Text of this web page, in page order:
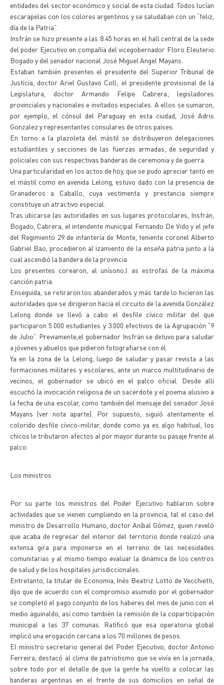
entidades del sector económico y social de esta ciudad. Todos lucían
escarapelas con los colores argentinos y se saludaban con un “feliz,
día de la Patria”.
Insfrán se hizo presente a las 8.45 horas en el hall central de la sede
del poder Ejecutivo en compañía del vicegobernador Floro Eleuterio
Bogado y del senador nacional José Miguel Angel Mayans.
Estaban también presentes el presidente del Superior Tribunal de
Justicia, doctor Ariel Gustavo Coll; el presidente provisional de la
Legislatura, doctor Armando Felipe Cabrera; legisladores
provinciales y nacionales e invitados especiales. A ellos se sumaron,
por ejemplo, el cónsul del Paraguay en esta ciudad, José Adris
Gonzalez y representantes consulares de otros países.
En torno a la plazoleta del mástil se distribuyeron delegaciones
estudiantiles y secciones de las fuerzas armadas, de seguridad y
policiales con sus respectivas banderas de ceremonia y de guerra.
Una particularidad en los actos de hoy, que se pudo apreciar tanto en
el mástil como en avenida Lelong, estuvo dado con la presencia de
Granaderos a Caballo, cuya vestimenta y prestancia siempre
constituye un atractivo especial.
Tras ubicarse las autoridades en sus lugares protocolares, Insfrán,
Bogado, Cabrera, el intendente municipal Fernando De Vido y el jefe
del Regimiento 29 de infantería de Monte, teniente coronel Alberto
Gabriel Bao, procedieron al izamiento de la enseña patria junto a la
cual ascendió la bandera de la provincia.
Los presentes corearon, al unísono,l as estrofas de la máxima
canción patria.
Enseguida, se retiraron los abanderados y más tarde lo hicieron las
autoridades que se dirigieron hacia el circuito de la avenida González
Lelong donde se llevó a cabo el desfile cívico militar del que
participaron 5.000 estudiantes y 3.000 efectivos de la Agrupación “9
de Julio”. Previamente,el gobernador Insfrán se detuvo para saludar
a jóvenes y abuelos que pidieron fotografiarse con él.
Ya en la zona de la Lelong, luego de saludar y pasar revista a las
formaciones militares y escolares, ante un marco multitudinario de
vecinos, el gobernador se ubicó en el palco oficial. Desde allí
escuchó la invocación religiosa de un sacerdote y el poema alusivo a
la fecha de una escolar, como también del mensaje del senador José
Mayans (ver nota aparte). Por supuesto, siguió atentamente el
colorido desfile cívico-militar, donde como ya es algo habitual, los
chicos le tributaron afectos al por mayor durante su pasaje frente al
palco.
Los ministros
Por su parte los ministros del Poder Ejecutivo hablaron sobre
actividades que se vienen cumpliendo en la provincia, tal el caso del
ministro de Desarrollo Humano, doctor Aníbal Gómez, quien reveló
que acaba de regresar del interior del territorio donde realizó una
extensa gira para imponerse en el terreno de las necesidades
comunitarias y al mismo tiempo evaluar la dinámica de los centros
de salud y de los hospitales jurisdiccionales.
Entretanto, la titular de Economia, Inés Beatriz Lotto de Vecchietti,
dijo que de acuerdo con el compromiso asumido por el gobernador
se completó el pago conjunto de los haberes del mes de junio con el
medio aguinaldo, así como también la remisión de la coparticipación
municipal a las 37 comunas. Ratificó que esa operatoria global
implicó una erogación cercana a los 70 millones de pesos.
El ministro secretario general del Poder Ejecutivo, doctor Antonio
Ferreira, destacó al clima de patriotismo que se vivía en la jornada,
sobre todo por el detalle de que la gente ha vuelto a colocar las
banderas argentinas en el frente de sus domicilios en señal de